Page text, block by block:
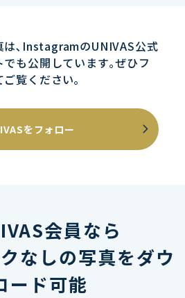
は､InstagramのUNIVAS公式
でも公開しています｡ぜひフ
覧ください｡
をフォロー
会員なら
なしの写真をダウ
ード可能